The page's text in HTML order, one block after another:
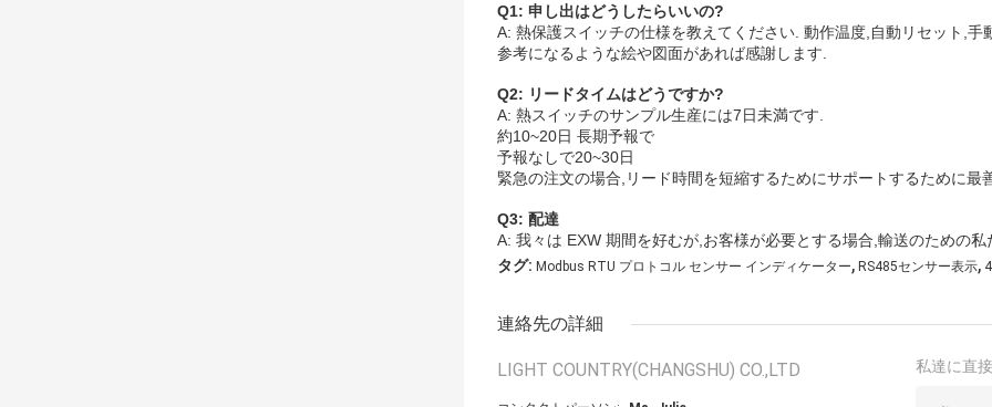
Q1: 申し出はどうしたらいいの?
A: 熱保護スイッチの仕様を教えてください. 動作温度,自動リセット,手
参考になるような絵や図面があれば感謝します.
Q2: リードタイムはどうですか?
A: 熱スイッチのサンプル生産には7日未満です.
約10~20日 長期予報で
予報なしで20~30日
緊急の注文の場合,リード時間を短縮するためにサポートするために最
Q3: 配達
A: 我々は EXW 期間を好むが,お客様が必要とする場合,輸送のための
タグ: Modbus RTU プロトコル センサー インディケーター, RS485センサー表示,
連絡先の詳細
LIGHT COUNTRY(CHANGSHU) CO.,LTD 私達に直